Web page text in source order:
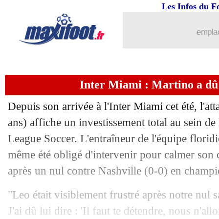
Les Infos du
Inter Miami : Martino a dû
Depuis son arrivée à l'Inter Miami cet été,
ans) affiche un investissement total au sein
League Soccer. L'entraîneur de l'équipe
même été obligé d'intervenir pour calmer son
après un nul contre Nashville (0-0) en
"Leo était visiblement frustré après notre nul
J'ai dû lui dire : 'Il faut te détendre, nous
: Dugarry demande du temps
15/09 Barça: Nico Williams ciblé pour
: Lacazette relativise le départ
15/09 Liverpool: Salah et Al-Ittihad, Klopp
15/09 Lyon: Grosso, Lacazette attend de
15/09 OM: ce qui bloque le plus Vitinha
15/09 PSG: Zaïre-Emery, la confiance de